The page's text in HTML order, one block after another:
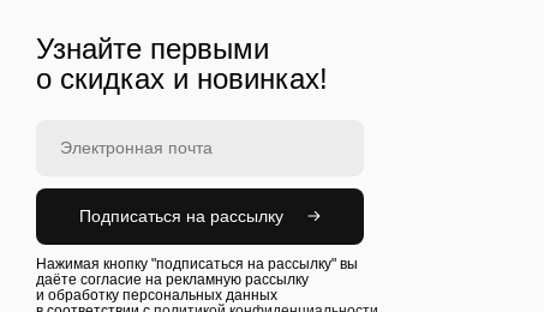
Узнайте первыми
о скидках и новинках!
Подписаться на рассылку
Нажимая кнопку "подписаться на рассылку" вы
даёте согласие на рекламную рассылку
и обработку персональных данных